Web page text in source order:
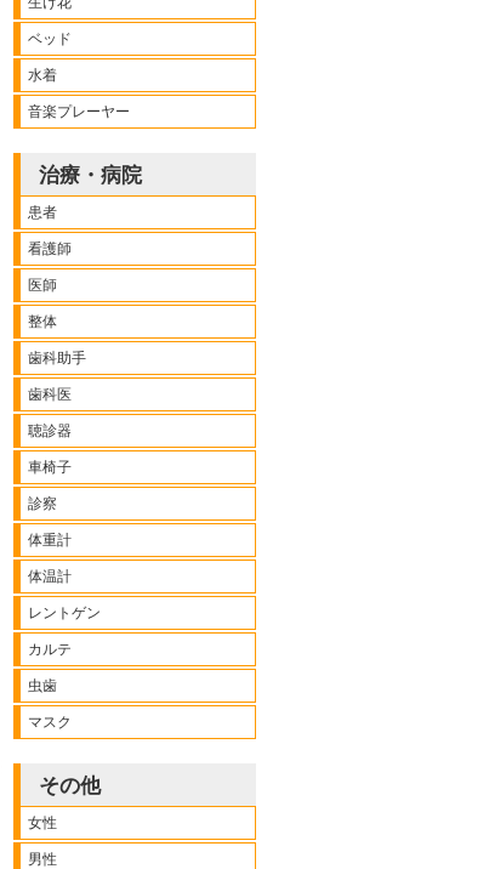
ベッド
水着
音楽プレーヤー
治療・病院
患者
看護師
医師
整体
歯科助手
歯科医
聴診器
車椅子
診察
体重計
体温計
レントゲン
カルテ
虫歯
マスク
その他
女性
男性